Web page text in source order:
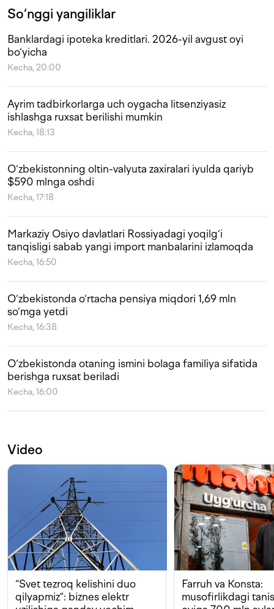
So‘nggi yangiliklar
Banklardagi ipoteka kreditlari. 2026-yil avgust oyi
bo‘yicha
Kecha, 20:00
Ayrim tadbirkorlarga uch oygacha litsenziyasiz
ishlashga ruxsat berilishi mumkin
Kecha, 18:13
O‘zbekistonning oltin-valyuta zaxiralari iyulda qariyb
$590 mlnga oshdi
Kecha, 17:18
Markaziy Osiyo davlatlari Rossiyadagi yoqilg‘i
tanqisligi sabab yangi import manbalarini izlamoqda
Kecha, 16:50
O‘zbekistonda o‘rtacha pensiya miqdori 1,69 mln
so‘mga yetdi
Kecha, 16:38
O‘zbekistonda otaning ismini bolaga familiya sifatida
berishga ruxsat beriladi
Kecha, 16:00
Video
“Svet tezroq kelishini duo
qilyapmiz”: biznes elektr
Farruh va Konsta:
musofirlikdagi